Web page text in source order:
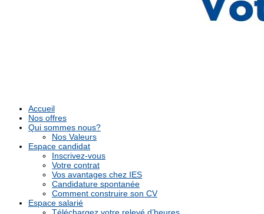
Accueil
Nos offres
Qui sommes nous?
Nos Valeurs
Espace candidat
Inscrivez-vous
Votre contrat
Vos avantages chez IES
Candidature spontanée
Comment construire son CV
Espace salarié